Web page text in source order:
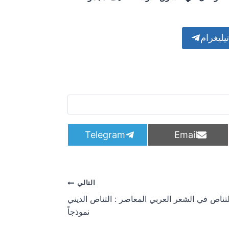
S
h
Email
S
h
Telegram
التالي
في الشعر العربي المعاصر : التناص الديني
نموذجاً